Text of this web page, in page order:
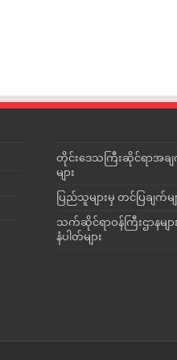
တိုင်းဒေသကြီးဆိုင်ရာအ
များ
ပြည်သူများမှ တင်ပြချက်မျ
သက်ဆိုင်ရာဝန်ကြီးဌာနမျာ
နံပါတ်များ